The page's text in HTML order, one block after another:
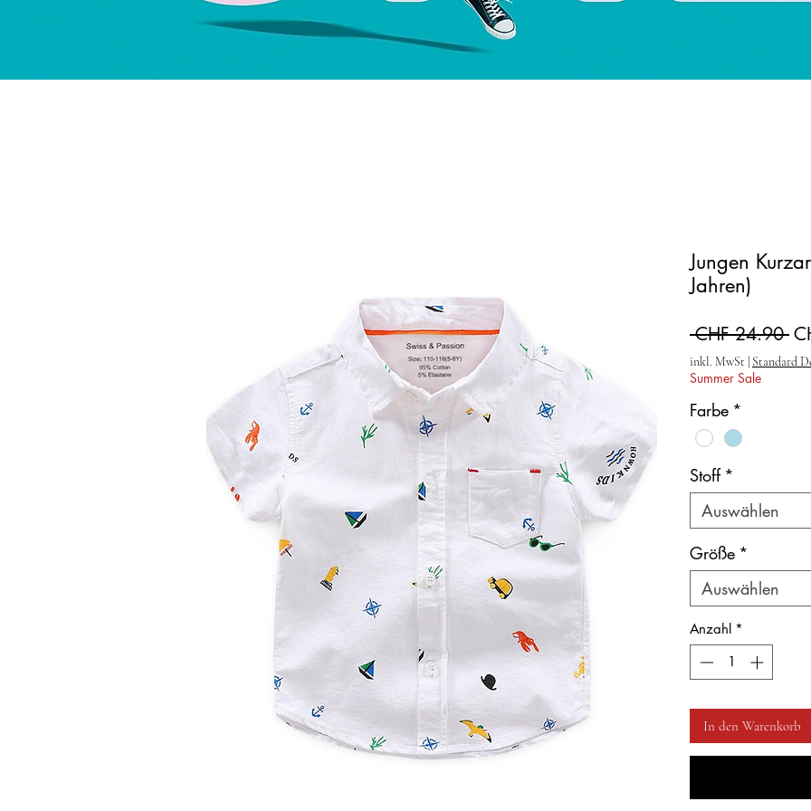
Jungen
Jahren)
CHF 24.90
inkl. MwSt Standard
Summer Sale
Farbe *
Stoff *
Auswählen
Größe *
Auswählen
Anzahl *
In den Warenkorb